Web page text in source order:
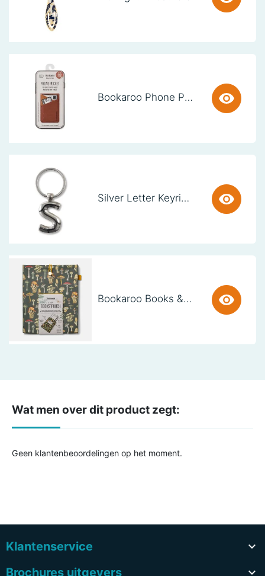
Bookaroo Phone Pocket - Brown
Silver Letter Keyring - S (set van 3)
Bookaroo Books & Stuff Pouch - Botanical
Wat men over dit product zegt:
Geen klantenbeoordelingen op het moment.
Klantenservice

Brochures uitgevers
